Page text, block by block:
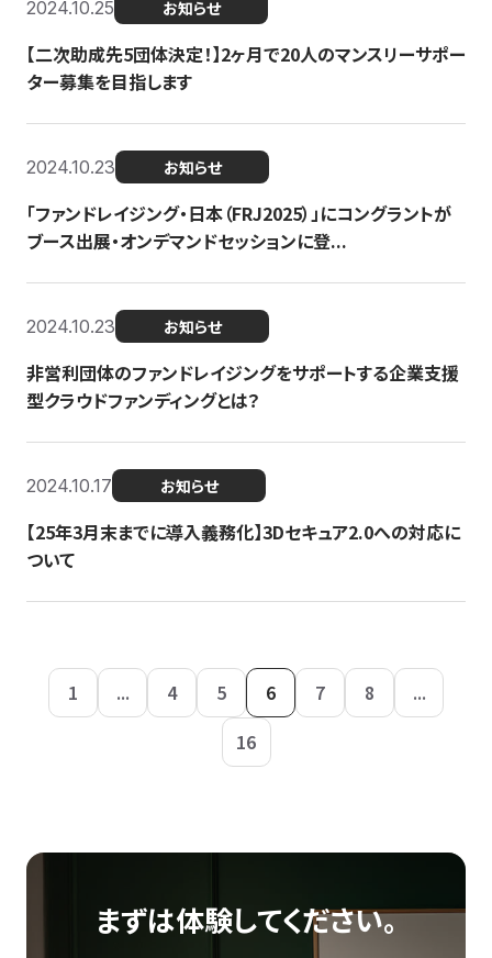
2024.10.25 お知らせ
【二次助成先5団体決定！】2ヶ月で20人のマンスリーサポー
ター募集を目指します
2024.10.23 お知らせ
「ファンドレイジング・日本（FRJ2025）」にコングラントが
ブース出展・オンデマンドセッションに登...
2024.10.23 お知らせ
非営利団体のファンドレイジングをサポートする企業支援
型クラウドファンディングとは？
2024.10.17 お知らせ
【25年3月末までに導入義務化】3Dセキュア2.0への対応に
ついて
1 ... 4 5 6 7 8
...
16
まずは体験してください。